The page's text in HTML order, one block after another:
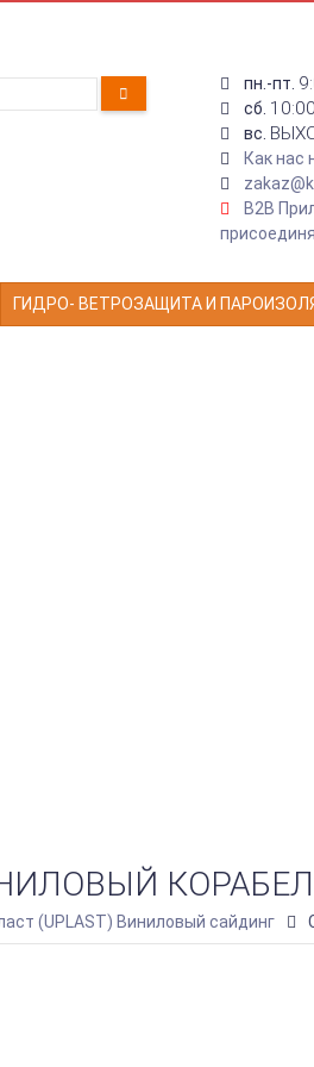
пн.-пт.
сб.
вс.
Как нас
B2B
ГИДРО- ВЕТРОЗАЩИТА И
(UPLAST) Виниловый сайдинг